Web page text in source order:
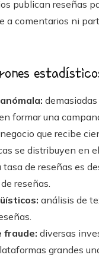
publican reseñas
a comentarios ni
formar una
que recibe
se distribuyen en
tasa de reseñas es
reseñas.
análisis de
fraude: diversas
grandes